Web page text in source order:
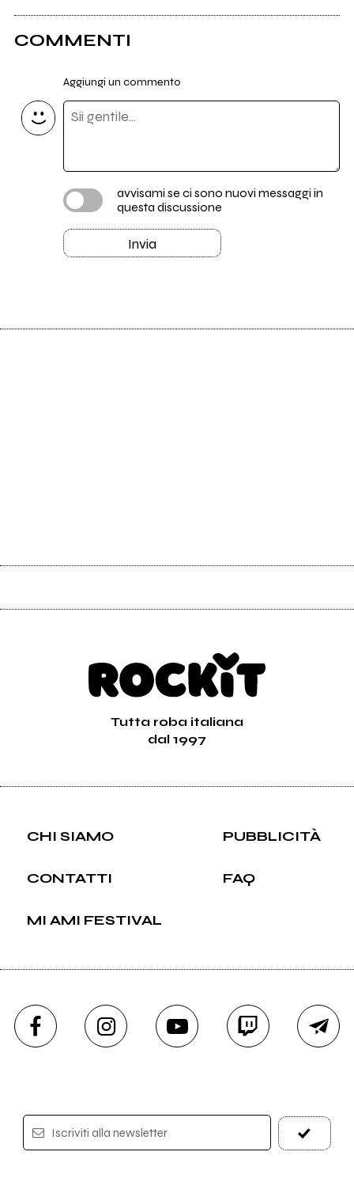
COMMENTI
Aggiungi un commento
avvisami se ci sono nuovi messaggi in
questa discussione
Invia
Tutta roba italiana
dal 1997
CHI SIAMO PUBBLICITÀ
CONTATTI FAQ
MI AMI FESTIVAL
Iscriviti alla newsletter